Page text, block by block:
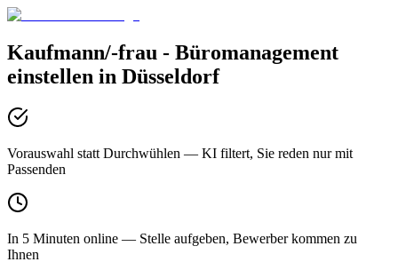
Kaufmann/-frau - Büromanagement
einstellen in Düsseldorf
Vorauswahl statt Durchwühlen — KI filtert, Sie reden nur mit
Passenden
In 5 Minuten online — Stelle aufgeben, Bewerber kommen zu
Ihnen